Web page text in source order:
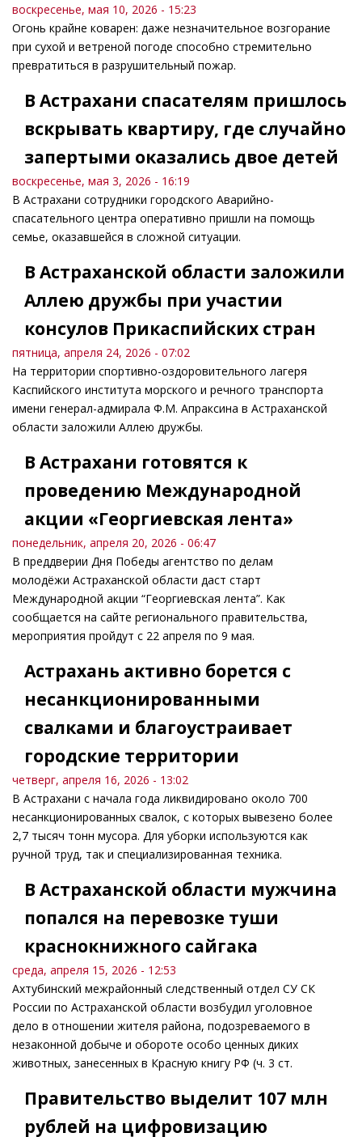
воскресенье, мая 10, 2026 - 15:23
Огонь крайне коварен: даже незначительное возгорание
при сухой и ветреной погоде способно стремительно
превратиться в разрушительный пожар.
В Астрахани спасателям пришлось
вскрывать квартиру, где случайно
запертыми оказались двое детей
воскресенье, мая 3, 2026 - 16:19
В Астрахани сотрудники городского Аварийно-
спасательного центра оперативно пришли на помощь
семье, оказавшейся в сложной ситуации.
В Астраханской области заложили
Аллею дружбы при участии
консулов Прикаспийских стран
пятница, апреля 24, 2026 - 07:02
На территории спортивно-оздоровительного лагеря
Каспийского института морского и речного транспорта
имени генерал-адмирала Ф.М. Апраксина в Астраханской
области заложили Аллею дружбы.
В Астрахани готовятся к
проведению Международной
акции «Георгиевская лента»
понедельник, апреля 20, 2026 - 06:47
В преддверии Дня Победы агентство по делам
молодёжи Астраханской области даст старт
Международной акции “Георгиевская лента”. Как
сообщается на сайте регионального правительства,
мероприятия пройдут с 22 апреля по 9 мая.
Астрахань активно борется с
несанкционированными
свалками и благоустраивает
городские территории
четверг, апреля 16, 2026 - 13:02
В Астрахани с начала года ликвидировано около 700
несанкционированных свалок, с которых вывезено более
2,7 тысяч тонн мусора. Для уборки используются как
ручной труд, так и специализированная техника.
В Астраханской области мужчина
попался на перевозке туши
краснокнижного сайгака
среда, апреля 15, 2026 - 12:53
Ахтубинский межрайонный следственный отдел СУ СК
России по Астраханской области возбудил уголовное
дело в отношении жителя района, подозреваемого в
незаконной добыче и обороте особо ценных диких
животных, занесенных в Красную книгу РФ (ч. 3 ст.
Правительство выделит 107 млн
рублей на цифровизацию